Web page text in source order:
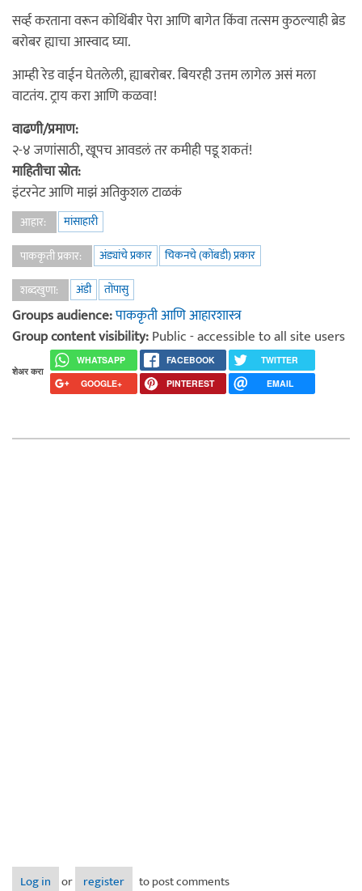
सर्व्ह करताना वरून कोथिंबीर पेरा आणि बागेत किंवा तत्सम कुठल्याही ब्रेड
बरोबर ह्याचा आस्वाद घ्या.
आम्ही रेड वाईन घेतलेली, ह्याबरोबर. बियरही उत्तम लागेल असं मला
वाटतंय. ट्राय करा आणि कळवा!
वाढणी/प्रमाण:
२-४ जणांसाठी, खूपच आवडलं तर कमीही पडू शकतं!
माहितीचा स्रोत:
इंटरनेट आणि माझं अतिकुशल टाळकं
आहार:
मांसाहारी
पाककृती प्रकार:
अंड्यांचे प्रकार
चिकनचे (कोंबडी) प्रकार
शब्दखुणा:
अंडी तोंपासु
Groups audience:पाककृती आणि आहारशास्त्र
Group content visibility:Public - accessible to all site users
शेअर करा
WHATSAPP FACEBOOK
TWITTER
GOOGLE+
PINTEREST EMAIL
Log in or register to post comments